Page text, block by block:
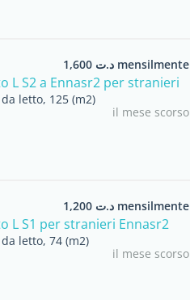
د.ت 1,600 mensilmente
S2 a Ennasr2 per stranieri
letto, 125 (m2)
il mese scorso
د.ت 1,200 mensilmente
L S1 per stranieri Ennasr2
letto, 74 (m2)
il mese scorso